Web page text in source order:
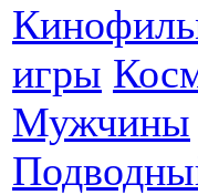
игры
Мужчины